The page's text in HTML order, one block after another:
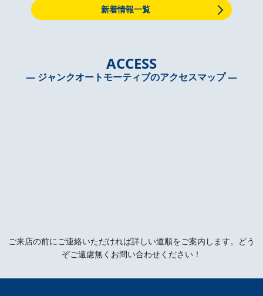
新着情報一覧
ACCESS
― ジャンクオートモーティブのアクセスマップ ―
ご来店の前にご連絡いただければ詳しい道順をご案内します。どう
ぞご遠慮無くお問い合わせください！